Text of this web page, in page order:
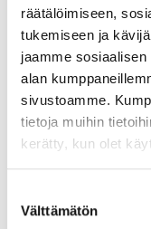
räätälöimiseen,
tukemiseen ja
jaamme
alan
sivustoamme.
tietoja muihin
kerätty, kun olet
valinta
Välttämätön
Puolangan
ja taksat
Puolangan
maksut ja
hinnoittelun